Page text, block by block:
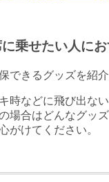
乗せたい人に
できるグッズを紹介
時などに飛び出な
場合はどんなグッ
がけてください。